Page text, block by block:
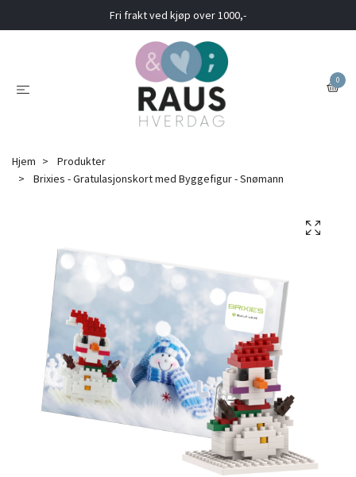
Fri frakt ved kjøp over 1000,-
0
Hjem
Produkter
Brixies - Gratulasjonskort med Byggefigur - Snømann